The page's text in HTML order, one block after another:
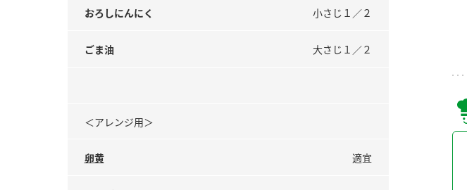
おろしにんにく 小さじ１／２
ごま油 大さじ１／２
＜アレンジ用＞
卵黄 適宜